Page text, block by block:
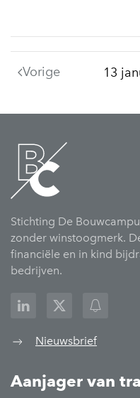
Vorige 13
Stichting De
zonder winstoogmerk.
financiële en in kind
bedrijven.
Nieuwsbrief
Aanjager van